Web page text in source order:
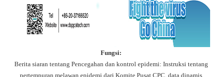
Fungsi:
Berita siaran tentang Pencegahan dan kontrol epidemi: Instruksi tentang
pertempuran melawan epidemi dari Komite Pusat CPC, data dinamis